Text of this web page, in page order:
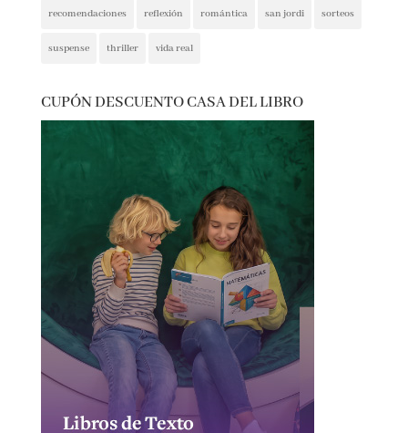
recomendaciones reflexión romántica san jordi sorteos
suspense thriller vida real
CUPÓN DESCUENTO CASA DEL LIBRO